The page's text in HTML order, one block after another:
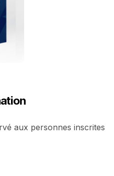
aux personnes inscrites